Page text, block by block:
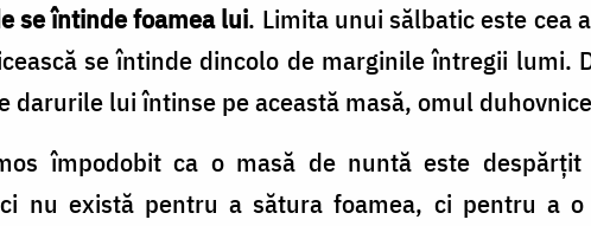
se întinde foamea lui. Limita unui sălbatic este cea
se întinde dincolo de marginile întregii lumi.
darurile lui întinse pe această masă, omul
împodobit ca o masă de nuntă este
nu există pentru a sătura foamea, ci pentru a